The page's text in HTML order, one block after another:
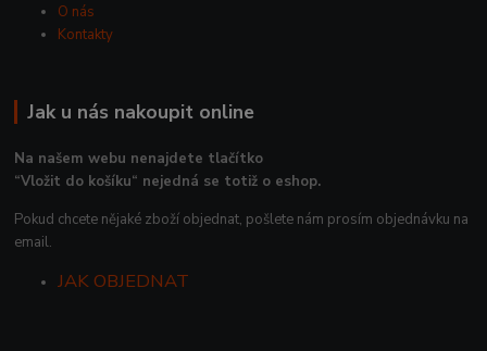
O nás
Kontakty
Jak u nás nakoupit online
Na našem webu nenajdete tlačítko
“Vložit do košíku“ nejedná se totiž o eshop.
Pokud chcete nějaké zboží objednat, pošlete nám prosím objednávku na
email.
JAK OBJEDNAT